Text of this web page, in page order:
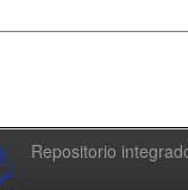
Repositorio